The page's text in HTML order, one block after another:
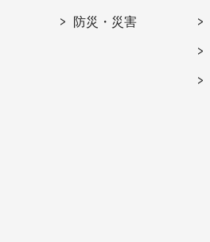
防災・災害